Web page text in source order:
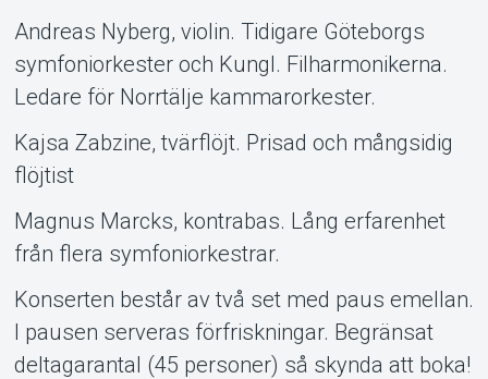
Andreas Nyberg, violin. Tidigare Göteborgs
symfoniorkester och Kungl. Filharmonikerna.
Ledare för Norrtälje kammarorkester.
Kajsa Zabzine, tvärflöjt. Prisad och mångsidig
flöjtist
Magnus Marcks, kontrabas. Lång erfarenhet
från flera symfoniorkestrar.
Konserten består av två set med paus emellan.
I pausen serveras förfriskningar. Begränsat
deltagarantal (45 personer) så skynda att boka!